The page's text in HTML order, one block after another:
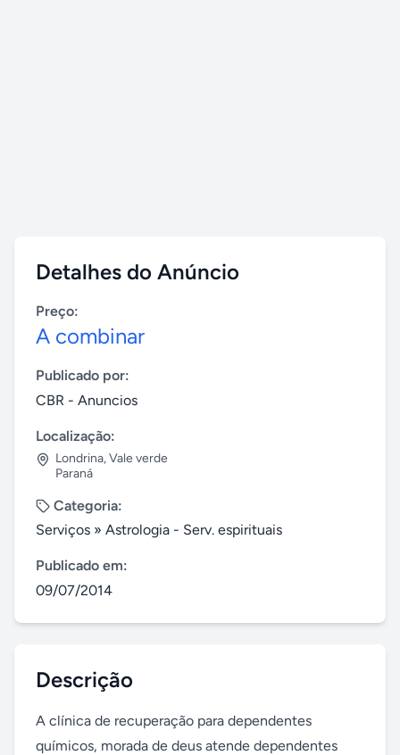
Detalhes do Anúncio
Preço:
A combinar
Publicado por:
CBR - Anuncios
Localização:
Londrina,Vale verde
Paraná
Categoria:
Serviços » Astrologia - Serv. espirituais
Publicado em:
09/07/2014
Descrição
A clínica de recuperação para dependentes
químicos, morada de deus atende dependentes